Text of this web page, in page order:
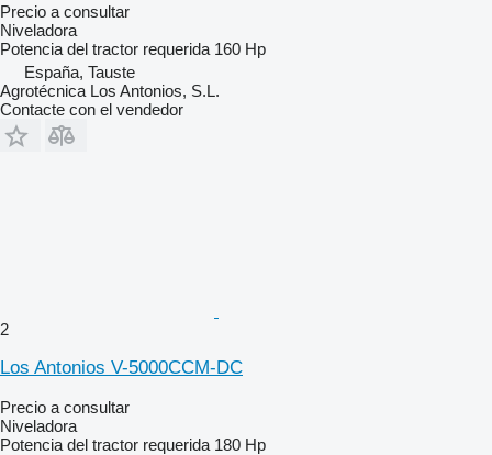
Precio a consultar
Niveladora
Potencia del tractor requerida 160 Hp
España, Tauste
Agrotécnica Los Antonios, S.L.
Contacte con el vendedor
2
Los Antonios V-5000CCM-DC
Precio a consultar
Niveladora
Potencia del tractor requerida 180 Hp